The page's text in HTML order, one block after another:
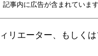
記事内に広告が含まれています
リエーター、もしく